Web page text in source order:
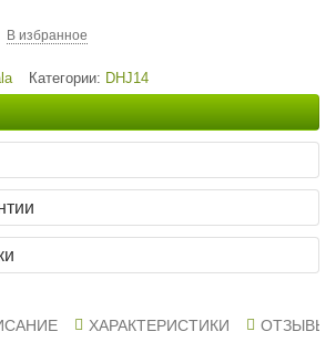
В избранное
Категории: DHJ14
ХАРАКТЕРИСТИКИ ОТЗЫВЫ